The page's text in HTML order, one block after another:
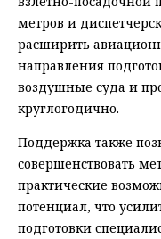
метров и
расширить
направления
воздушные суда и
круглогодично.
Поддержка также
совершенствовать
практические
потенциал, что
подготовки